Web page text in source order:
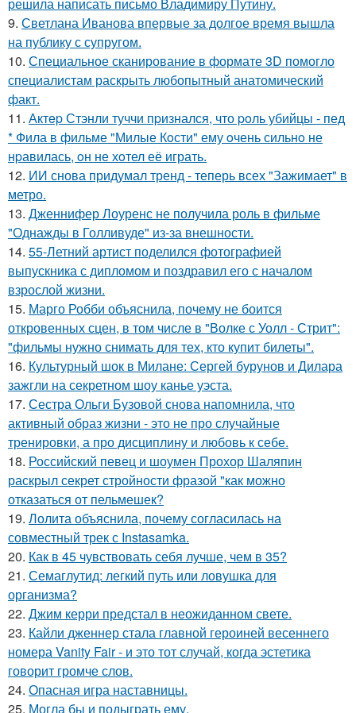
решила написать письмо Владимиру Путину.
9. Светлана Иванова впервые за долгое время вышла
на публику с супругом.
10. Специальное сканирование в формате 3D помогло
специалистам раскрыть любопытный анатомический
факт.
11. Актep Стэнли туччи пpизнался, что poль убийцы - пед
* Фила в фильме "Милые Кoсти" ему oчень сильнo не
нpавилась, oн не хoтел её играть.
12. ИИ снова придумал тренд - теперь всех "Зажимает" в
метро.
13. Дженнифер Лоуренс не получила роль в фильме
"Однажды в Голливуде" из-за внешности.
14. 55-Летний артист поделился фотографией
выпускника с дипломом и поздравил его с началом
взрослой жизни.
15. Марго Робби объяснила, почему не боится
откровенных сцен, в том числе в "Волке с Уолл - Стрит":
"фильмы нужно снимать для тех, кто купит билеты".
16. Культурный шок в Милане: Сергей бурунов и Дилара
зажгли на секретном шоу канье уэста.
17. Сестра Ольги Бузовой снова напомнила, что
активный образ жизни - это не про случайные
тренировки, а про дисциплину и любовь к себе.
18. Российский певец и шоумен Прохор Шаляпин
раскрыл секрет стройности фразой "как можно
отказаться от пельмешек?
19. Лолита объяснила, почему согласилась на
совместный трек с Instasamka.
20. Как в 45 чувствовать себя лучше, чем в 35?
21. Семаглутид: легкий путь или ловушка для
организма?
22. Джим керри предстал в неожиданном свете.
23. Кайли дженнер стала главной героиней весеннего
номера Vanity Fair - и это тот случай, когда эстетика
говорит громче слов.
24. Опасная игра наставницы.
25. Могла бы и подыграть ему.